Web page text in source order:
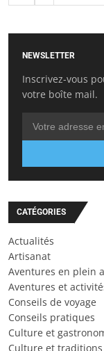
NEWSLETTER
Inscrivez-vous
votre boîte mail.
CATÉGORIES
Actualités
Artisanat
Aventures en plein
Aventures et
Conseils de voyage
Conseils pratiques
Culture et
Culture et traditions